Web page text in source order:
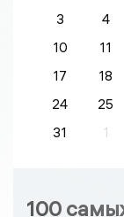
3
4
10
11
17
18
24
25
31
1
100